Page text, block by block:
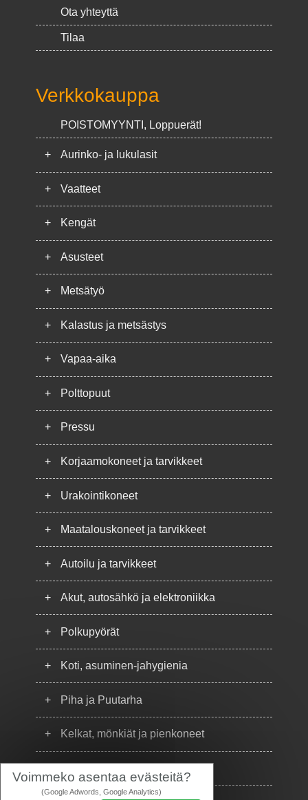
Voimmeko asentaa evästeitä?
(Google Adwords, Google Analytics)
Ota yhteyttä
Tilaa
Verkkokauppa
POISTOMYYNTI, Loppuerät!
+ Aurinko- ja lukulasit
+ Vaatteet
+ Kengät
+ Asusteet
+ Metsätyö
+ Kalastus ja metsästys
+ Vapaa-aika
+ Polttopuut
+ Pressu
+ Korjaamokoneet ja tarvikkeet
+ Urakointikoneet
+ Maatalouskoneet ja tarvikkeet
+ Autoilu ja tarvikkeet
+ Akut, autosähkö ja elektroniikka
+ Polkupyörät
+ Koti, asuminen-jahygienia
+ Piha ja Puutarha
+ Kelkat, mönkiät ja pienkoneet